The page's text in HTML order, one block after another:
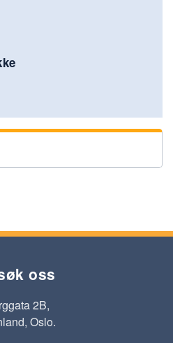
oss
2B,
Oslo.